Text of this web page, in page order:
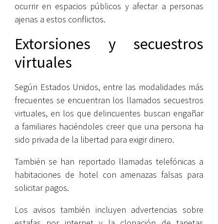
ocurrir en espacios públicos y afectar a personas
ajenas a estos conflictos.
Extorsiones y secuestros
virtuales
Según Estados Unidos, entre las modalidades más
frecuentes se encuentran los llamados secuestros
virtuales, en los que delincuentes buscan engañar
a familiares haciéndoles creer que una persona ha
sido privada de la libertad para exigir dinero.
También se han reportado llamadas telefónicas a
habitaciones de hotel con amenazas falsas para
solicitar pagos.
Los avisos también incluyen advertencias sobre